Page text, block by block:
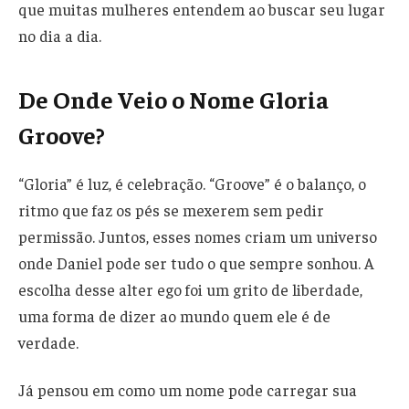
que muitas mulheres entendem ao buscar seu lugar
no dia a dia.
De Onde Veio o Nome Gloria
Groove?
“Gloria” é luz, é celebração. “Groove” é o balanço, o
ritmo que faz os pés se mexerem sem pedir
permissão. Juntos, esses nomes criam um universo
onde Daniel pode ser tudo o que sempre sonhou. A
escolha desse alter ego foi um grito de liberdade,
uma forma de dizer ao mundo quem ele é de
verdade.
Já pensou em como um nome pode carregar sua